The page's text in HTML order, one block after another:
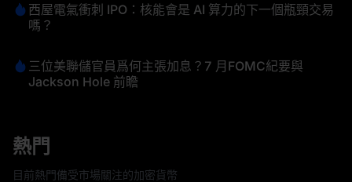
西屋電氣衝刺 IPO：核能會是 AI 算力的下一個瓶頸交易
嗎？
三位美聯儲官員爲何主張加息？7 月FOMC紀要與
Jackson Hole 前瞻
熱門
目前熱門備受市場關注的加密貨幣